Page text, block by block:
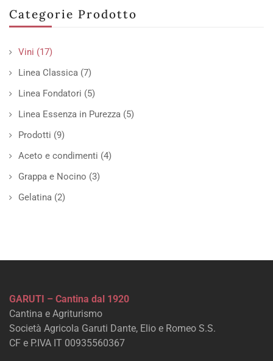
Categorie Prodotto
Vini (17)
Linea Classica (7)
Linea Fondatori (5)
Linea Essenza in Purezza (5)
Prodotti (9)
Aceto e condimenti (4)
Grappa e Nocino (3)
Gelatina (2)
GARUTI – Cantina dal 1920
Cantina e Agriturismo
Società Agricola Garuti Dante, Elio e Romeo S.S.
CF e P.IVA IT 00935560367